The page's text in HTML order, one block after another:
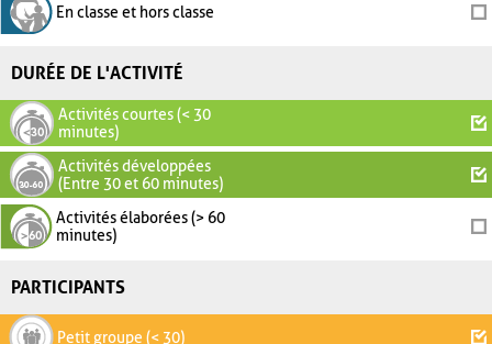
En classe et hors classe
DURÉE DE L'ACTIVITÉ
Activités courtes (< 30
minutes)
Activités développées
(Entre 30 et 60 minutes)
Activités élaborées (> 60
minutes)
PARTICIPANTS
Petit groupe (< 30)